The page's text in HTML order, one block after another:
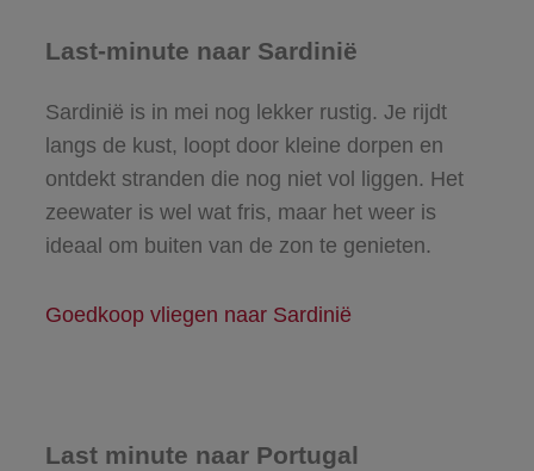
Last-minute naar Sardinië
Sardinië is in mei nog lekker rustig. Je rijdt
langs de kust, loopt door kleine dorpen en
ontdekt stranden die nog niet vol liggen. Het
zeewater is wel wat fris, maar het weer is
ideaal om buiten van de zon te genieten.
Goedkoop vliegen naar Sardinië
Last minute naar Portugal